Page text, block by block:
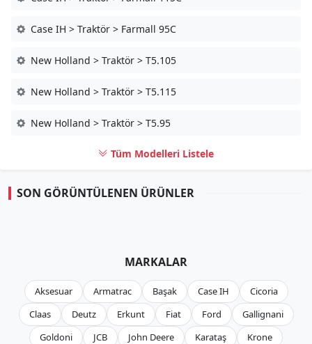
Case IH > Traktör > Farmall 95C
New Holland > Traktör > T5.105
New Holland > Traktör > T5.115
New Holland > Traktör > T5.95
Tüm Modelleri Listele
SON GÖRÜNTÜLENEN ÜRÜNLER
MARKALAR
Aksesuar Armatrac Başak Case IH
Cicoria
Claas
Deutz Erkunt Fiat Ford
Gallignani
Goldoni
JCB John Deere Karataş
Krone